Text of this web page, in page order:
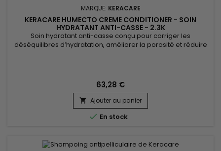
MARQUE: KERACARE
KERACARE HUMECTO CREME CONDITIONER - SOIN
HYDRATANT ANTI-CASSE - 2.3K
Soin hydratant anti-casse conçu pour corriger les
déséquilibres d’hydratation, améliorer la porosité et réduire
corps et de la souplesse aux cheveux. Enrichi...
63,28 €
 Ajouter au panier
 En stock